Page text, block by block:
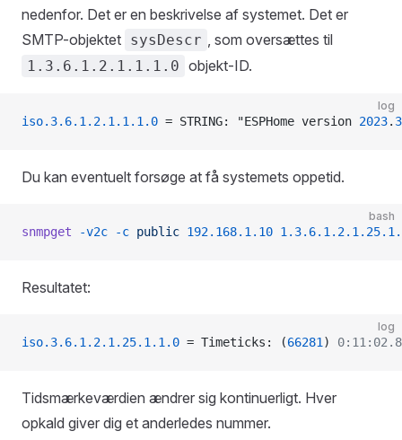
nedenfor. Det er en beskrivelse af systemet. Det er
SMTP-objektet sysDescr , som oversættes til
1.3.6.1.2.1.1.1.0 objekt-ID.
log
iso.3.6.1.2.1.1.1.0 = STRING: "ESPHome version 2023. 3
Du kan eventuelt forsøge at få systemets oppetid.
bash
snmpget -v2c -c public 192.168.1.10
Resultatet:
log
iso.3.6.1.2.1.25.1.1.0 = Timeticks: (66281 )
Tidsmærkeværdien ændrer sig kontinuerligt. Hver
opkald giver dig et anderledes nummer.